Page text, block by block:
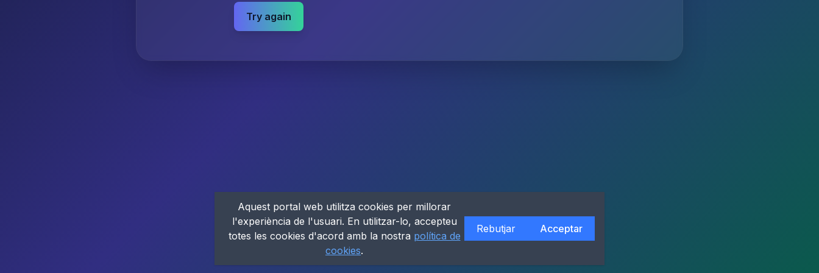
Try again
Aquest portal web utilitza cookies per millorar
l'experiència de l'usuari. En utilitzar-lo, accepteu
totes les cookies d'acord amb la nostra política de
cookies.
Rebutjar Acceptar